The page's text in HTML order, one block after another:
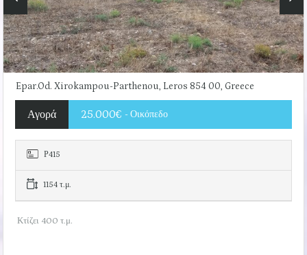
Epar.Od. Xirokampou-Parthenou, Leros 854 00, Greece
Αγορά 25.000€ - Οικόπεδο
Ρ415
1154 τ.μ.
Κτίζει 400 τ.μ.